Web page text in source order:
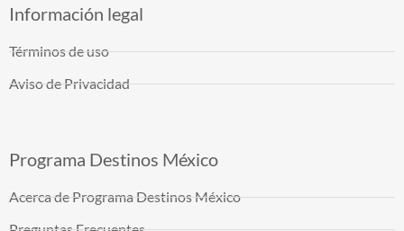
Información legal
Términos de uso
Aviso de Privacidad
Programa Destinos México
Acerca de Programa Destinos México